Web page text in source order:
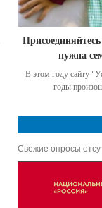
нужна
В этом году сайту
годы
Свежие опросы